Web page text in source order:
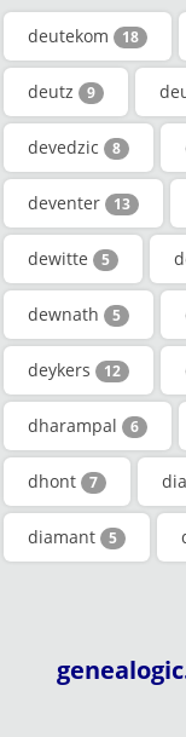
deutekom 18
deutz 9
devedzic 8
deventer 13
dewitte 5
dewnath 5
deykers 12
dharampal 6
dhont 7 dia
diamant 5